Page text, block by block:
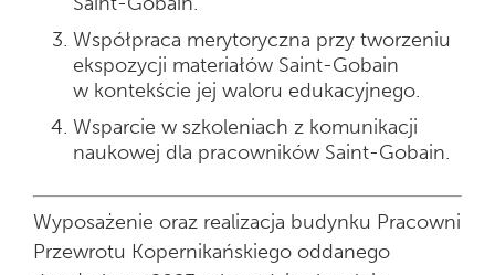
Współpraca merytoryczna przy tworzeniu
ekspozycji materiałów Saint-Gobain
w kontekście jej waloru edukacyjnego.
Wsparcie w szkoleniach z komunikacji
naukowej dla pracowników Saint-Gobain.
Wyposażenie oraz realizacja budynku Pracowni
Przewrotu Kopernikańskiego oddanego